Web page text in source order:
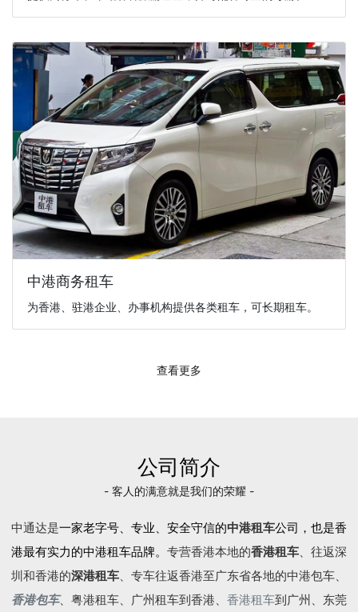
中港商务租车
为香港、驻港企业、办事机构提供各类租车，可长期租车。
查看更多
公司简介
- 客人的满意就是我们的荣耀 -
中通达是一家老字号、专业、安全守信的中港租车公司，也是香
港最有实力的中港租车品牌。 专营香港本地的香港租车、往返深
圳和香港的深港租车、专车往返香港至广东省各地的中港包车、
香港包车、 粤港租车、广州租车到香港、 香港租车到广州、东莞